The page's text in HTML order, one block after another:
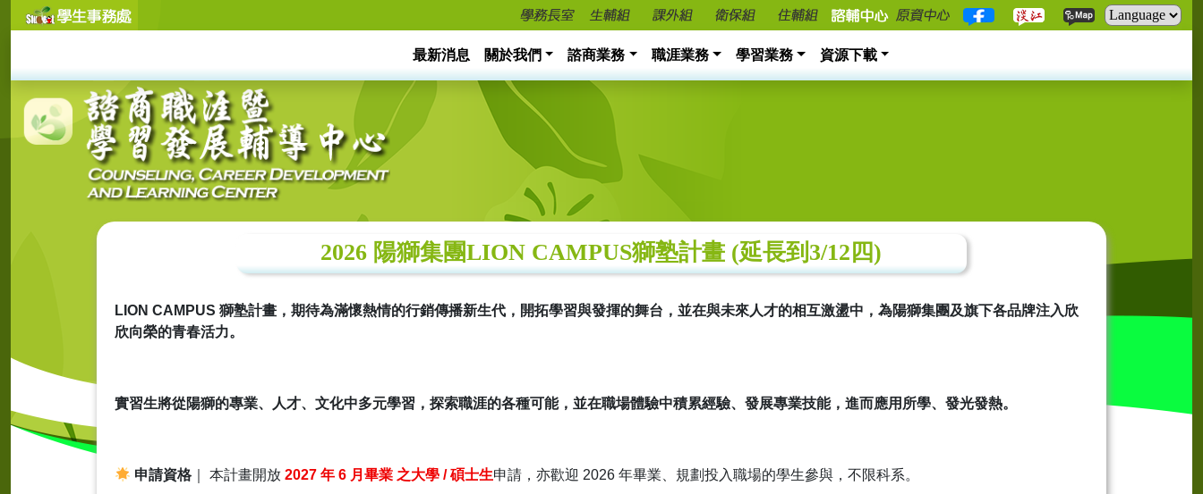
最新消息 關於我們 諮商業務 職涯業務 學習業務 資源下載
2026 陽獅集團LION CAMPUS獅塾計畫 (延長到3/12四)
LION CAMPUS 獅塾計畫，期待為滿懷熱情的行銷傳播新生代，開拓學習與發揮的舞台，並在與未來人才的相互激盪中，為陽獅集團及旗下各品牌注入欣
欣向榮的青春活力。
實習生將從陽獅的專業、人才、文化中多元學習，探索職涯的各種可能，並在職場體驗中積累經驗、發展專業技能，進而應用所學、發光發熱。
申請資格｜ 本計畫開放 2027 年6 月畢業 之大學/碩士生申請，亦歡迎 2026 年畢業、規劃投入職場的學生參與，不限科系。